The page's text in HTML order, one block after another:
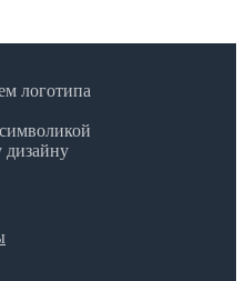
логотипа